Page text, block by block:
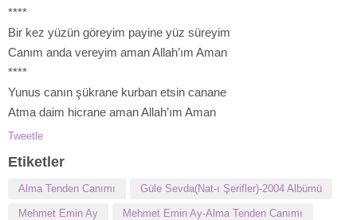
****
Bir kez yüzün göreyim payine yüz süreyim
Canım anda vereyim aman Allah’ım Aman
****
Yunus canın şükrane kurban etsin canane
Atma daim hicrane aman Allah’ım Aman
Tweetle
Etiketler
Alma Tenden Canımı Güle Sevda(Nat-ı Şerifler)-2004 Albümü
Mehmet Emin Ay Mehmet Emin Ay-Alma Tenden Canımı